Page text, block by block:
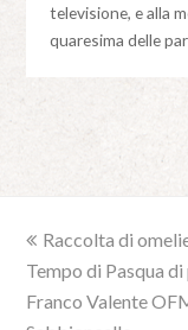
televisione, e alla
quaresima delle
previous
post:
Raccolta di
Tempo di Pasqua
Franco Valente